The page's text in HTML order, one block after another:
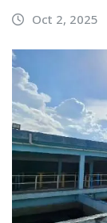
Oct 2, 2025